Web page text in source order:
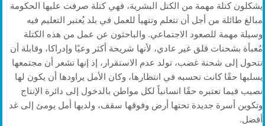
يشكلون كتلة مهمة من الكتل البشرية، فهي كتلة صرفت عليها الحكومة
مبالغ طائلة من أجل أن تتعلم وتتهيأ للعمل في بلد يُعتبر التعليم فيه
وسيلة مهمة للصعود الاجتماعي. والباحثون عن عمل من هذه الكتلة
مُعبأة بشحنات قلق غير عادي، لأنها شريحة أكثر وعيًا وإدراكا، وقابلة أن
تتحول إلى شحنة غضب، تولد عدم الاستقرار، إذ إنها تشعر أن مجتمعها
يسلبها حقًا كانت تحسبه في انتظارها، وكان الأمل يراودها أن يكون لها
نصيب فيما تعتبره حقًا انسانياً لكل مواطن بالدخول إلى دائرة الإنتاج
وتكوين أسرة جديدة تحتها أرض وفوقها سقف، ولديها أمل يومئ إلى غد
أفضل.